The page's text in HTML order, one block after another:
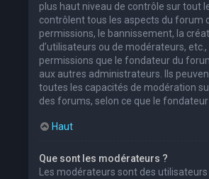
plus haut niveau de contrôle sur tout
contrôlent tous les aspects du forum
permissions, le bannissement, la
d’utilisateurs ou de modérateurs, etc.,
permissions que le fondateur du
aux autres administrateurs. Ils
toutes les capacités de modération
des forums, selon ce que le
Haut
Que sont les modérateurs ?
Les modérateurs sont des